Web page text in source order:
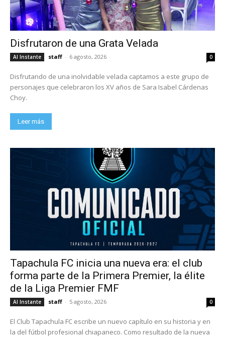
Disfrutaron de una Grata Velada
Al Instante staff - 6 agosto, 2026 0
Disfrutando de una inolvidable velada captamos a este grupo de
personajes que celebraron los XV años de Sara Isabel Cárdenas
Choy.
Leer más
Tapachula FC inicia una nueva era: el club
forma parte de la Primera Premier, la élite
de la Liga Premier FMF
Al Instante staff - 5 agosto, 2026 0
El Club Tapachula FC escribe un nuevo capítulo en su historia y en
la del fútbol profesional chiapaneco. Como resultado de la nueva